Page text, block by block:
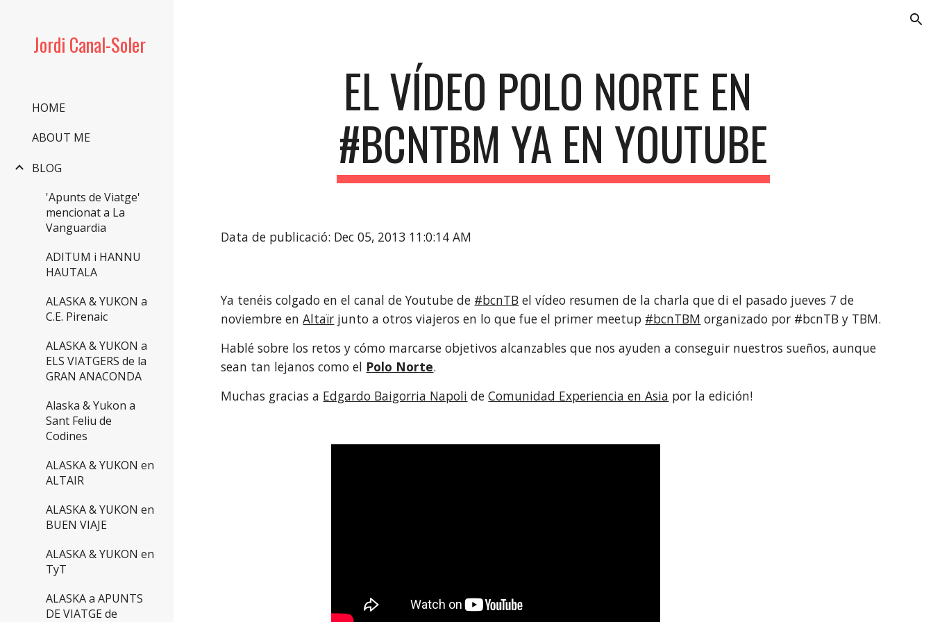
Jordi Canal-Soler
HOME
ABOUT ME
BLOG
'Apunts de Viatge'
mencionat a La
Vanguardia
ADITUM i HANNU
HAUTALA
ALASKA & YUKON a
C.E. Pirenaic
ALASKA & YUKON a
ELS VIATGERS de la
GRAN ANACONDA
Alaska & Yukon a
Sant Feliu de
Codines
ALASKA & YUKON en
ALTAIR
ALASKA & YUKON en
BUEN VIAJE
ALASKA & YUKON en
TyT
ALASKA a APUNTS
DE VIATGE de
EL VÍDEO POLO NORTE EN
#BCNTBM YA EN YOUTUBE
Data de publicació: Dec 05, 2013 11:0:14 AM
Ya tenéis colgado en el canal de Youtube de #bcnTB el vídeo resumen de la charla que di el pasado jueves 7 de
noviembre en Altaïr junto a otros viajeros en lo que fue el primer meetup #bcnTBM organizado por #bcnTB y TBM.
Hablé sobre los retos y cómo marcarse objetivos alcanzables que nos ayuden a conseguir nuestros sueños, aunque
sean tan lejanos como el Polo Norte.
Muchas gracias a Edgardo Baigorria Napoli de Comunidad Experiencia en Asia por la edición!